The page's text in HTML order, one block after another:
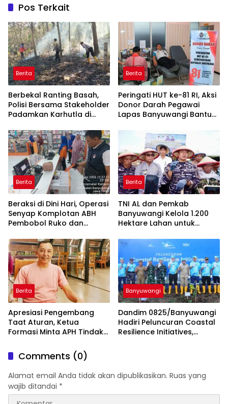
Pos Terkait
Berita
Berbekal Ranting Basah,
Polisi Bersama Stakeholder
Padamkan Karhutla di
Trenggalek
Berita
Peringati HUT ke-81 RI, Aksi
Donor Darah Pegawai
Lapas Banyuwangi Bantu
Berita
Beraksi di Dini Hari, Operasi
Senyap Komplotan ABH
Pembobol Ruko dan
Macan Blambangan
Berita
TNI AL dan Pemkab
Banyuwangi Kelola 1.200
Hektare Lahan untuk
Nasional
Berita
Apresiasi Pengembang
Taat Aturan, Ketua
Formasi Minta APH Tindak
Pertanyakan Perizinan di
Gambor
Banyuwangi
Dandim 0825/Banyuwangi
Hadiri Peluncuran Coastal
Resilience Initiatives,
Comments (0)
Alamat email Anda tidak akan dipublikasikan. Ruas yang
wajib ditandai *